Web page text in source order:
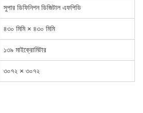
সুপার ডিফিনিশন ডিজিটাল এফপিডি
৪৩০ মিমি × ৪৩০ মিমি
১৩৯ মাইক্রোমিটার
৩০৭২ × ৩০৭২